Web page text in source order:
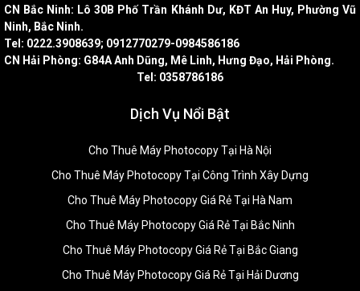
CN Bắc Ninh: Lô 30B Phố Trần Khánh Dư, KĐT An Huy, Phường Vũ
Ninh, Bắc Ninh.
Tel: 0222.3908639; 0912770279-0984586186
CN Hải Phòng: G84A Anh Dũng, Mê Linh, Hưng Đạo, Hải Phòng.
Tel: 0358786186
Dịch Vụ Nổi Bật
Cho Thuê Máy Photocopy Tại Hà Nội
Cho Thuê Máy Photocopy Tại Công Trình Xây Dựng
Cho Thuê Máy Photocopy Giá Rẻ Tại Hà Nam
Cho Thuê Máy Photocopy Giá Rẻ Tại Bắc Ninh
Cho Thuê Máy Photocopy Giá Rẻ Tại Bắc Giang
Cho Thuê Máy Photocopy Giá Rẻ Tại Hải Dương